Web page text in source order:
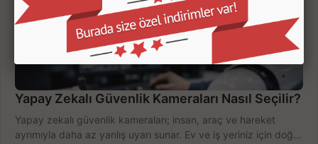
Yapay Zekalı Güvenlik Kameraları Nasıl Seçilir?
Yapay zekalı güvenlik kameraları; insan, araç ve hareket
ayrımıyla daha az yanlış uyarı sunar. Ev ve iş yeriniz için doğru